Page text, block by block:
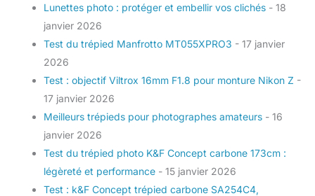
Lunettes photo : protéger et embellir vos clichés - 18
janvier 2026
Test du trépied Manfrotto MT055XPRO3 - 17 janvier
2026
Test : objectif Viltrox 16mm F1.8 pour monture Nikon Z -
17 janvier 2026
Meilleurs trépieds pour photographes amateurs - 16
janvier 2026
Test du trépied photo K&F Concept carbone 173cm :
légèreté et performance - 15 janvier 2026
Test : k&F Concept trépied carbone SA254C4,